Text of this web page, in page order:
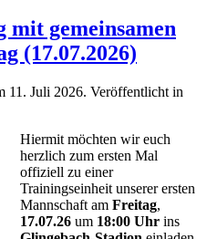
gemeinsamen
(17.07.2026)
11. Juli 2026. Veröffentlicht in
Hiermit möchten wir euch
herzlich zum ersten Mal
offiziell zu einer
Trainingseinheit unserer ersten
Mannschaft am Freitag,
17.07.26 um 18:00 Uhr ins